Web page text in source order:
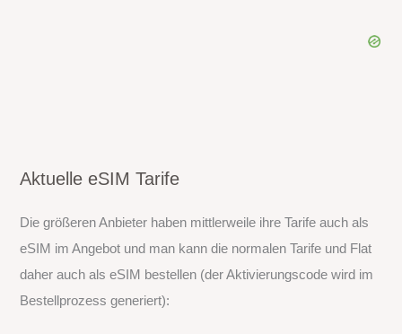
Aktuelle eSIM Tarife
Die größeren Anbieter haben mittlerweile ihre Tarife auch als
eSIM im Angebot und man kann die normalen Tarife und Flat
daher auch als eSIM bestellen (der Aktivierungscode wird im
Bestellprozess generiert):